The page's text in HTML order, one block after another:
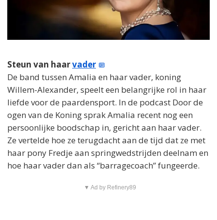
Steun van haarvader
De band tussen Amalia en haar vader, koning
Willem-Alexander, speelt een belangrijke rol in haar
liefde voor de paardensport. In de podcast Door de
ogen van de Koning sprak Amalia recent nog een
persoonlijke boodschap in, gericht aan haar vader.
Ze vertelde hoe ze terugdacht aan de tijd dat ze met
haar pony Fredje aan springwedstrijden deelnam en
hoe haar vader dan als “barragecoach” fungeerde.
▼ Ad by Refinery89